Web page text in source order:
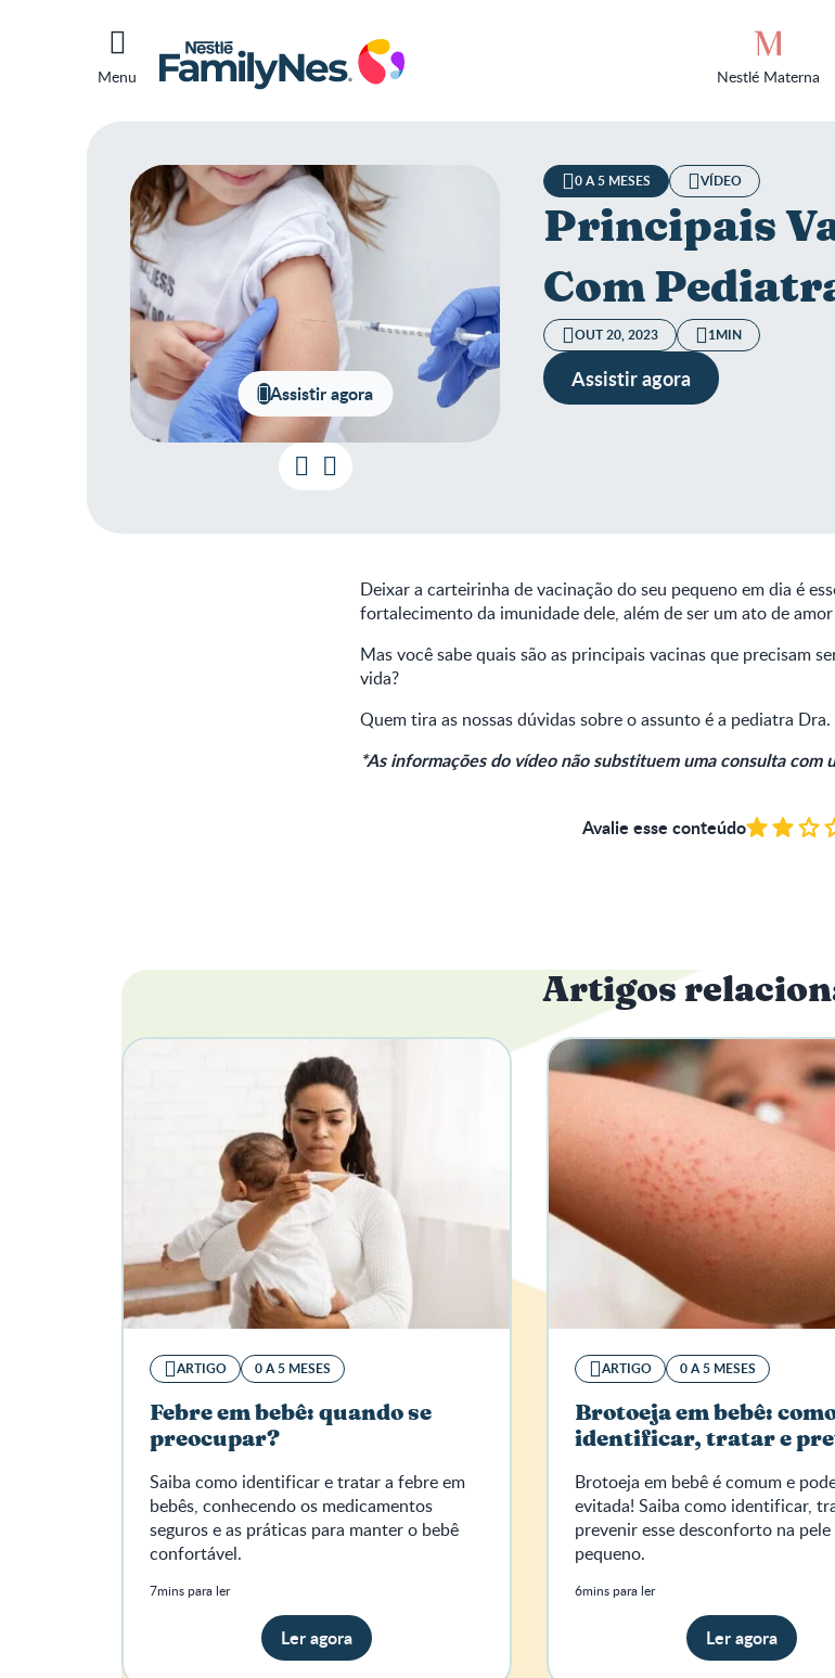
Menu Nestlé Materna
Assistir agora
0 A 5 MESES VÍDEO
Principais
Com
OUT 20, 2023 1MIN
Assistir agora
Deixar a carteirinha de vacinação do seu pequeno em dia é
fortalecimento da imunidade dele, além de ser um ato de
Mas você sabe quais são as principais vacinas que precisam
vida?
Quem tira as nossas dúvidas sobre o assunto é a pediatra
*As informações do vídeo não substituem uma consulta com
Avalie esse conteúdo
Artigos
ARTIGO 0 A 5 MESES
Febre em bebê: quando se
preocupar?
Saiba como identificar e tratar a febre em
bebês, conhecendo os medicamentos
seguros e as práticas para manter o bebê
confortável.
7mins para ler
Ler agora
ARTIGO 0 A 5 MESES
Brotoeja em bebê:
identificar, tratar e
Brotoeja em bebê é comum e
evitada! Saiba como identificar,
prevenir esse desconforto na pele
pequeno.
6mins para ler
Ler agora